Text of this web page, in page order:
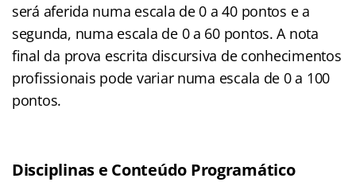
será aferida numa escala de 0 a 40 pontos e a
segunda, numa escala de 0 a 60 pontos. A nota
final da prova escrita discursiva de conhecimentos
profissionais pode variar numa escala de 0 a 100
pontos.
Disciplinas e Conteúdo Programático